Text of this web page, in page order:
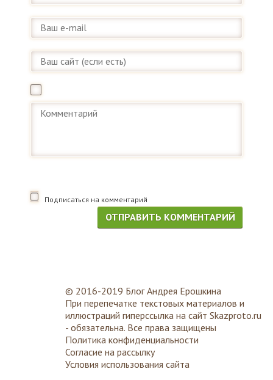
Подписаться на комментарий
© 2016-2019 Блог Андрея Ерошкина
При перепечатке текстовых материалов и
иллюстраций гиперссылка на сайт Skazproto.ru
- обязательна. Все права защищены
Политика конфиденциальности
Согласие на рассылку
Условия использования сайта